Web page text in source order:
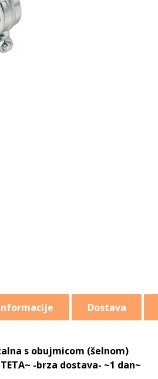
Dostava
s obujmicom (šelnom)
-brza dostava- ~1 dan~